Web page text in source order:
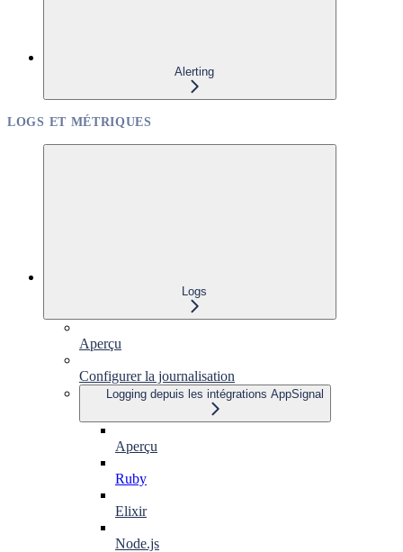
Alerting
LOGS ET MÉTRIQUES
Logs
Aperçu
Configurer la journalisation
Logging depuis les intégrations AppSignal
Aperçu
Ruby
Elixir
Node.js